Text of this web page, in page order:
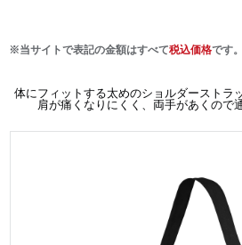
※当サイトで表記の金額はすべて税込価格です。
体にフィットする太めのショルダーストラ
肩が痛くなりにくく、両手があくので